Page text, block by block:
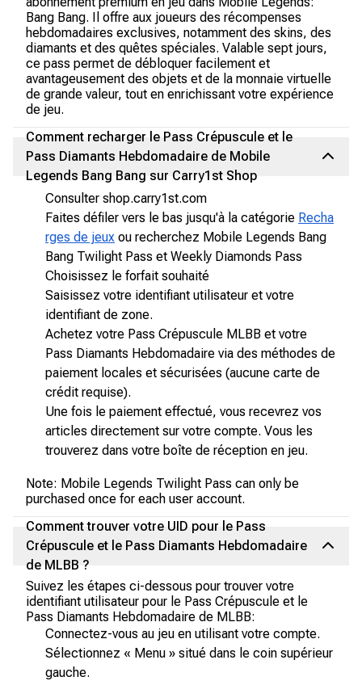
Bang Bang. Il offre aux joueurs des récompenses
hebdomadaires exclusives, notamment des skins, des
diamants et des quêtes spéciales. Valable sept jours,
ce pass permet de débloquer facilement et
avantageusement des objets et de la monnaie virtuelle
de grande valeur, tout en enrichissant votre expérience
de jeu.
Comment recharger le Pass Crépuscule et le
Pass Diamants Hebdomadaire de Mobile
Legends Bang Bang sur Carry1st Shop
Consulter shop.carry1st.com
Faites défiler vers le bas jusqu'à la catégorie Recha
rges de jeux ou recherchez Mobile Legends Bang
Bang Twilight Pass et Weekly Diamonds Pass
Choisissez le forfait souhaité
Saisissez votre identifiant utilisateur et votre
identifiant de zone.
Achetez votre Pass Crépuscule MLBB et votre
Pass Diamants Hebdomadaire via des méthodes de
paiement locales et sécurisées (aucune carte de
crédit requise).
Une fois le paiement effectué, vous recevrez vos
articles directement sur votre compte. Vous les
trouverez dans votre boîte de réception en jeu.
Note: Mobile Legends Twilight Pass can only be
purchased once for each user account.
Comment trouver votre UID pour le Pass
Crépuscule et le Pass Diamants Hebdomadaire
de MLBB ?
Suivez les étapes ci-dessous pour trouver votre
identifiant utilisateur pour le Pass Crépuscule et le
Pass Diamants Hebdomadaire de MLBB:
Connectez-vous au jeu en utilisant votre compte.
Sélectionnez « Menu » situé dans le coin supérieur
gauche.